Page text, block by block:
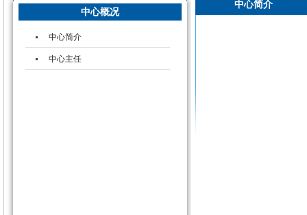
中心概况
中心简介
中心主任
中心简介